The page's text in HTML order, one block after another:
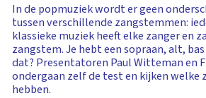
In de popmuziek wordt er geen
tussen verschillende zangstemmen:
klassieke muziek heeft elke zanger en
zangstem. Je hebt een sopraan, alt,
dat? Presentatoren Paul Witteman en
ondergaan zelf de test en kijken welke
hebben.